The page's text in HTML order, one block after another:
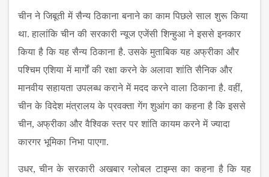
चीन ने जिबूती में सैन्य ठिकाना बनाने का काम पिछले साल शुरू किया
था. हालांकि चीन की सरकारी न्यूज एजेंसी शिन्हुआ ने इससे इनकार
किया है कि यह सैन्य ठिकाना है. उसके मुताबिक यह अफ्रीका और
पश्चिम एशिया में मार्गों की रक्षा करने के अलावा शांति सैनिक और
मानवीय सहायता उपलब्ध कराने में मदद करने वाला ठिकाना है. वहीं,
चीन के विदेश मंत्रालय के प्रवक्ता गेंग शुआंग का कहना है कि इससे
चीन, अफ्रीका और वैश्विक स्तर पर शांति कायम करने में ज्यादा
कारगर भूमिका निभा पाएगा.
उधर, चीन के सरकारी अखबार ग्लोबल टाइम्स का कहना है कि यह